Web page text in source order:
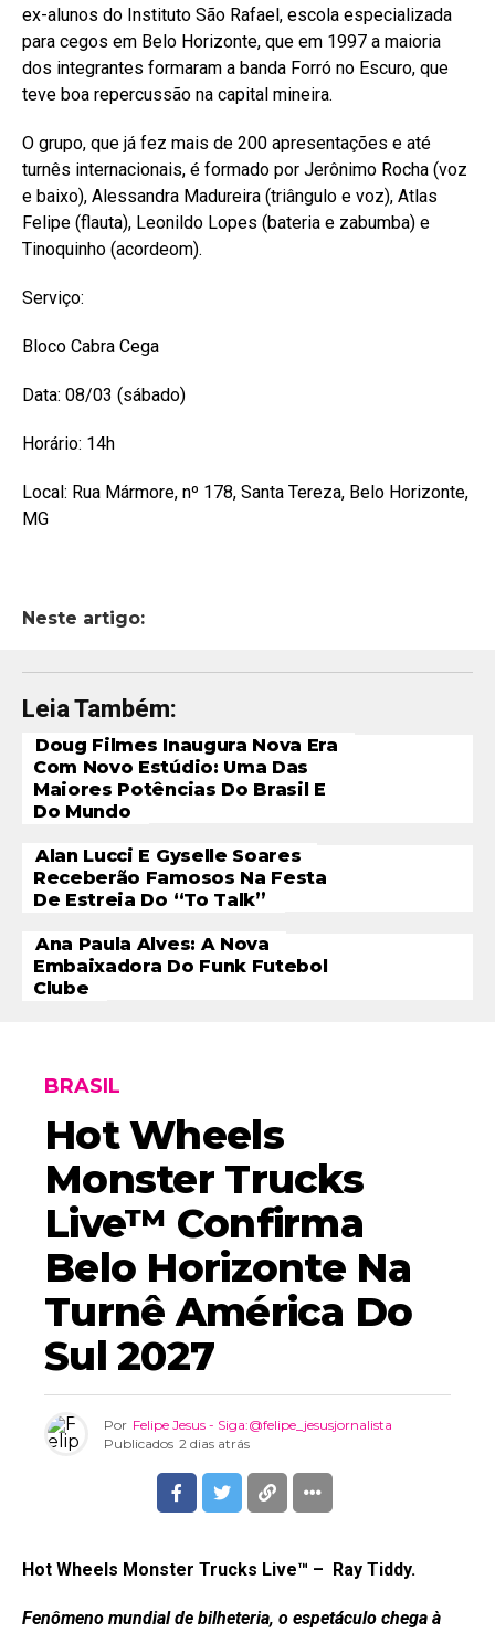
ex-alunos do Instituto São Rafael, escola especializada
para cegos em Belo Horizonte, que em 1997 a maioria
dos integrantes formaram a banda Forró no Escuro, que
teve boa repercussão na capital mineira.
O grupo, que já fez mais de 200 apresentações e até
turnês internacionais, é formado por Jerônimo Rocha (voz
e baixo), Alessandra Madureira (triângulo e voz), Atlas
Felipe (flauta), Leonildo Lopes (bateria e zabumba) e
Tinoquinho (acordeom).
Serviço:
Bloco Cabra Cega
Data: 08/03 (sábado)
Horário: 14h
Local: Rua Mármore, nº 178, Santa Tereza, Belo Horizonte,
MG
Neste artigo:
Leia Também:
Doug Filmes Inaugura Nova Era
Com Novo Estúdio: Uma Das
Maiores Potências Do Brasil E
Do Mundo
Alan Lucci E Gyselle Soares
Receberão Famosos Na Festa
De Estreia Do “To Talk”
Ana Paula Alves: A Nova
Embaixadora Do Funk Futebol
Clube
BRASIL
Hot Wheels
Monster Trucks
Live™ Confirma
Belo Horizonte Na
Turnê América Do
Sul 2027
Por Felipe Jesus - Siga:@felipe_jesusjornalista
Publicados 2 dias atrás
Hot Wheels Monster Trucks Live™ – Ray Tiddy.
Fenômeno mundial de bilheteria, o espetáculo chega à